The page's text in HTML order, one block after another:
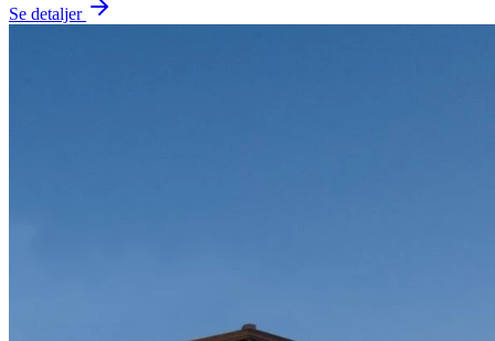
Se detaljer